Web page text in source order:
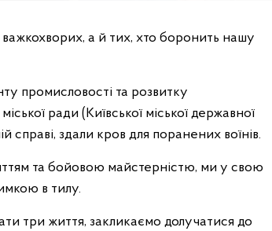
а й тих, хто боронить нашу
промисловості та розвитку
ради (Київської міської державної
справі, здали кров для поранених воїнів.
та бойовою майстерністю, ми у свою
в тилу.
три життя, закликаємо долучатися до